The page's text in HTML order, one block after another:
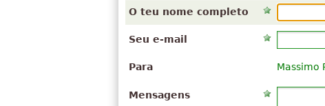
O teu nome completo
Seu e-mail
Para Massimo
Mensagens